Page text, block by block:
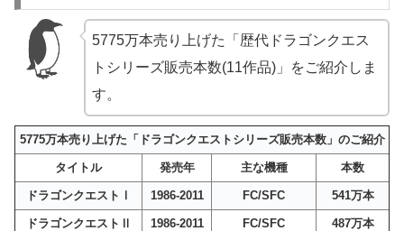
5775万本売り上げた「歴代ドラゴンクエス
トシリーズ販売本数(11作品)」をご紹介しま
す。
5775万本売り上げた「ドラゴンクエストシリーズ販売本数」のご紹介
タイトル 発売年 主な機種 本数
ドラゴンクエストⅠ 1986-2011 FC/SFC 541万本
ドラゴンクエストⅡ 1986-2011 FC/SFC 487万本